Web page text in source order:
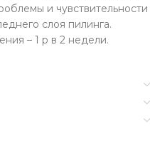
и чувствительности
слоя пилинга.
– 1 р в 2 недели.